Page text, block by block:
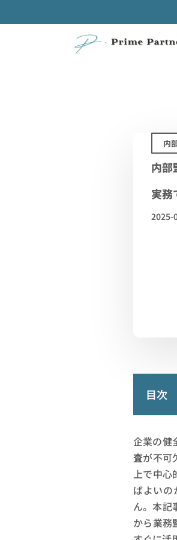
内
内部
実務
2025-
目次
企業の健
査が不可
上で中心
ばよいの
ん。本記
から業務